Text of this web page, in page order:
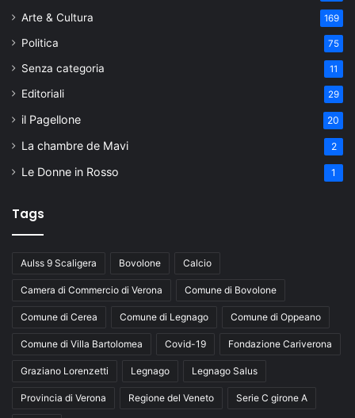
Arte & Cultura 169
Politica 75
Senza categoria 11
Editoriali 29
il Pagellone 20
La chambre de Mavi 2
Le Donne in Rosso 1
Tags
Aulss 9 Scaligera Bovolone Calcio
Camera di Commercio di Verona Comune di Bovolone
Comune di Cerea Comune di Legnago Comune di Oppeano
Comune di Villa Bartolomea Covid-19 Fondazione Cariverona
Graziano Lorenzetti Legnago Legnago Salus
Provincia di Verona Regione del Veneto Serie C girone A